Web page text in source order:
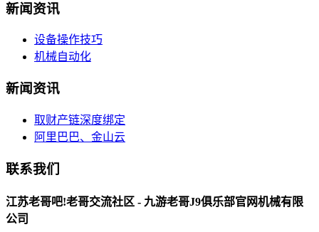
新闻资讯
设备操作技巧
机械自动化
新闻资讯
取财产链深度绑定
阿里巴巴、金山云
联系我们
江苏老哥吧!老哥交流社区 - 九游老哥J9俱乐部官网机械有限
公司